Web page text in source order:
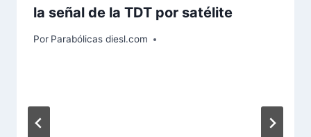
la señal de la TDT por satélite
Por Parabólicas diesl.com